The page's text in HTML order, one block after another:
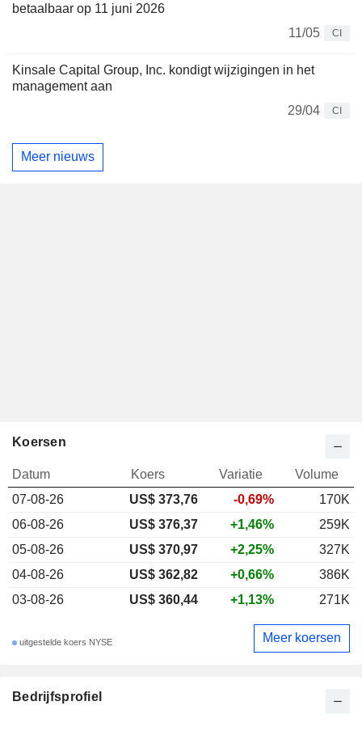
betaalbaar op 11 juni 2026
11/05
CI
Kinsale Capital Group, Inc. kondigt wijzigingen in het
management aan
29/04
CI
Meer nieuws
Bedrijfsprofiel
Koersen
Datum Koers Variatie
Volume
07-08-26
US$ 373,76 -0,69%
170K
06-08-26
US$ 376,37 +1,46%
259K
05-08-26
US$ 370,97 +2,25%
327K
04-08-26
US$ 362,82 +0,66%
386K
03-08-26
US$ 360,44 +1,13% 271K
uitgestelde koers NYSE Meer koersen